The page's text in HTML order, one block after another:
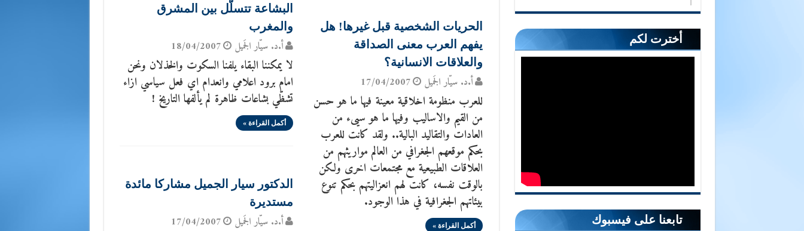
البشاعة تتسلّل بين المشرق
والمغرب
أ.د. سيّار الجَميل 18/04/2007
لا يمكننا البقاء يلفنا السكوت والخذلان ونحن
امام برود اعلامي وانعدام اي فعل سياسي ازاء
تشظّي بشاعات ظاهرة لم يألفها التاريخ !
أكمل القراءة »
الحريات الشخصية قبل غيرها! هل
يفهم العرب معنى الصداقة
والعلاقات الانسانية؟
أ.د. سيّار الجَميل 17/04/2007
للعرب منظومة اخلاقية معينة فيها ما هو حسن
من القيم والاساليب وفيها ما هو سيىء من
العادات والتقاليد البالية.. ولقد كانت للعرب
بحكم موقعهم الجغرافي من العالم مواريثهم من
العلاقات الطبيعية مع مجتمعات اخرى ولكن
بالوقت نفسه، كانت لهم انعزاليتهم بحكم تنوع
بيئاتهم الجغرافية في هذا الوجود.
أكمل القراءة »
الدكتور سيار الجميل مشاركا مائدة
مستديرة
أ.د. سيّار الجَميل 17/04/2007
أخترت لكم
تابعنا على فيسبوك